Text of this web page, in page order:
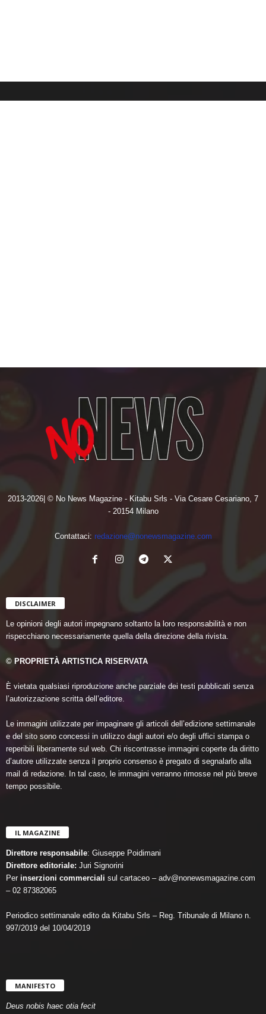
2013-2026| © No News Magazine - Kitabu Srls - Via Cesare Cesariano, 7
- 20154 Milano
Contattaci: redazione@nonewsmagazine.com
DISCLAIMER
Le opinioni degli autori impegnano soltanto la loro responsabilità e non
rispecchiano necessariamente quella della direzione della rivista.
© PROPRIETÀ ARTISTICA RISERVATA
È vietata qualsiasi riproduzione anche parziale dei testi pubblicati senza
l’autorizzazione scritta dell’editore.
Le immagini utilizzate per impaginare gli articoli dell’edizione settimanale
e del sito sono concessi in utilizzo dagli autori e/o degli uffici stampa o
reperibili liberamente sul web. Chi riscontrasse immagini coperte da diritto
d’autore utilizzate senza il proprio consenso è pregato di segnalarlo alla
mail di redazione. In tal caso, le immagini verranno rimosse nel più breve
tempo possibile.
IL MAGAZINE
Direttore responsabile: Giuseppe Poidimani
Direttore editoriale: Juri Signorini
Per inserzioni commerciali sul cartaceo – adv@nonewsmagazine.com
– 02 87382065
Periodico settimanale edito da Kitabu Srls – Reg. Tribunale di Milano n.
997/2019 del 10/04/2019
MANIFESTO
Deus nobis haec otia fecit